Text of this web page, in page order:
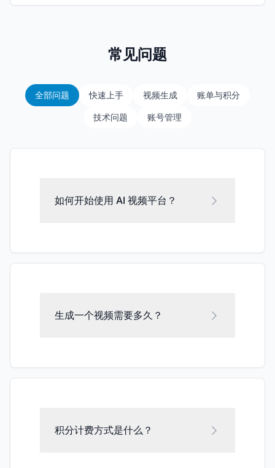
常见问题
全部问题 快速上手 视频生成 账单与积分
技术问题 账号管理
如何开始使用 AI 视频平台？
生成一个视频需要多久？
积分计费方式是什么？